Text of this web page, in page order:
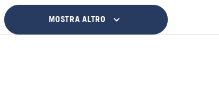
MOSTRA ALTRO